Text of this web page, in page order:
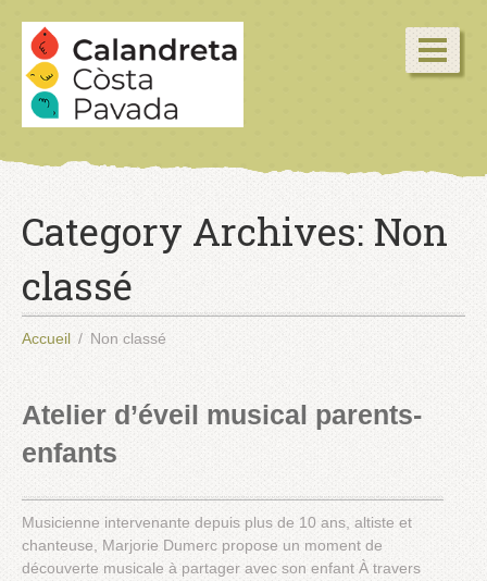
Category Archives: Non
classé
Accueil Non classé
Atelier d’éveil musical parents-
enfants
Musicienne intervenante depuis plus de 10 ans, altiste et
chanteuse, Marjorie Dumerc propose un moment de
découverte musicale à partager avec son enfant À travers